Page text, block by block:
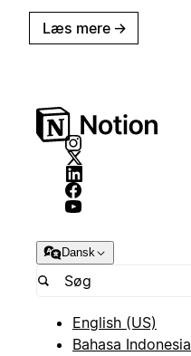
Læs mere →
Dansk
English (US)
Bahasa Indonesia